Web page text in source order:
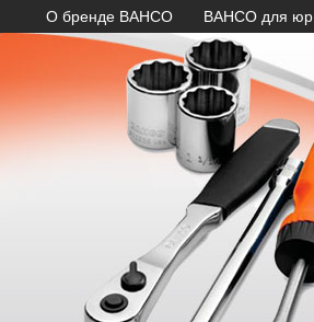
О бренде BAHCO BAHCO для